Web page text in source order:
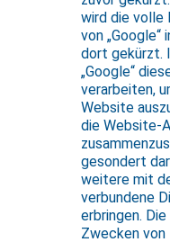
wird die volle
von „Google“
dort gekürzt.
„Google“
verarbeiten,
Website
die Website-
gesondert
weitere mit
verbundene
erbringen.
Zwecken von